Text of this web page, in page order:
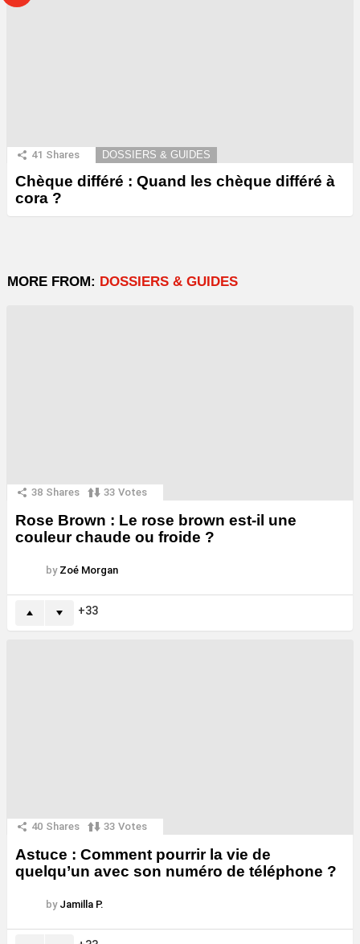
41 Shares DOSSIERS & GUIDES
Chèque différé : Quand les chèque différé à
cora ?
MORE FROM: DOSSIERS & GUIDES
38 Shares 33 Votes
Rose Brown : Le rose brown est-il une
couleur chaude ou froide ?
by Zoé Morgan
33
40 Shares 33 Votes
Astuce : Comment pourrir la vie de
quelqu’un avec son numéro de téléphone ?
by Jamilla P.